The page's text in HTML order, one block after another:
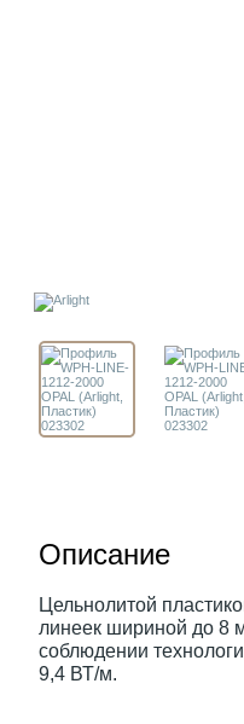
Описание
Цельнолитой
линеек шириной до 8
соблюдении
9,4 ВТ/м.